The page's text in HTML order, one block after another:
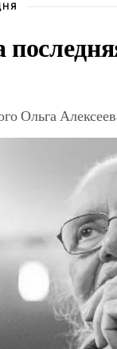
Ольга